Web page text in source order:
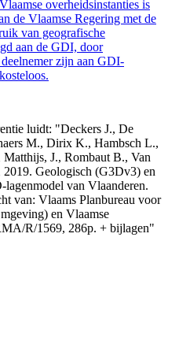
overheidsinstanties is
de Vlaamse Regering met de
van geografische
aan de GDI, door
zijn aan GDI-
luidt: "Deckers J., De
M., Dirix K., Hambsch L.,
J., Rombaut B., Van
Geologisch (G3Dv3) en
van Vlaanderen.
van: Vlaams Planbureau voor
en Vlaamse
R/1569, 286p. + bijlagen"